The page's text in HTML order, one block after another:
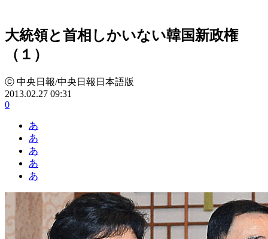
大統領と首相しかいない韓国新政権
（１）
ⓒ 中央日報/中央日報日本語版
2013.02.27 09:31
0
あ
あ
あ
あ
あ